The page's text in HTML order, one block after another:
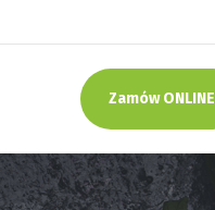
Zamów ONLINE